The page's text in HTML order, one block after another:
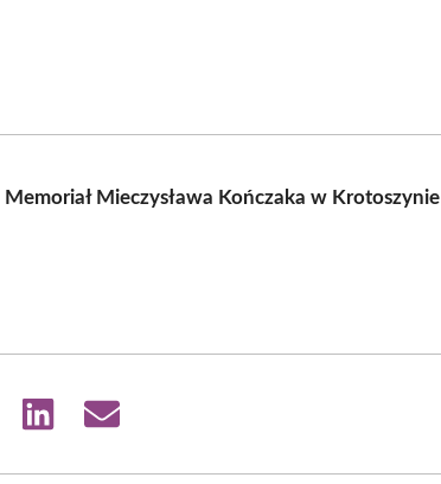
Mieczysława Kończaka w Krotoszynie
Share
Share